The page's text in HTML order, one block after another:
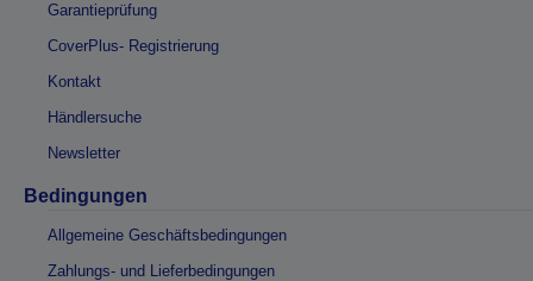
Garantieprüfung
CoverPlus- Registrierung
Kontakt
Händlersuche
Newsletter
Bedingungen
Allgemeine Geschäftsbedingungen
Zahlungs- und Lieferbedingungen